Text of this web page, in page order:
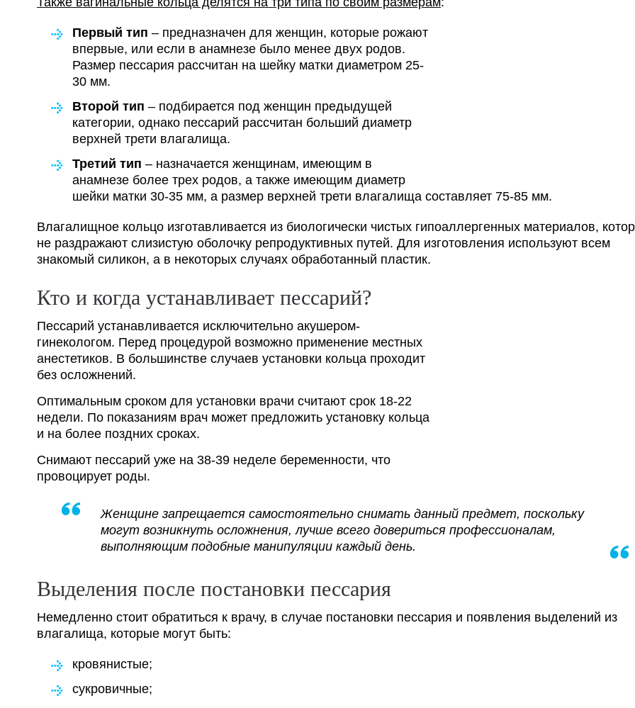
Первый тип – предназначен для женщин, которые рожают
впервые, или если в анамнезе было менее двух родов.
Размер пессария рассчитан на шейку матки диаметром 25-
30 мм.
Второй тип – подбирается под женщин предыдущей
категории, однако пессарий рассчитан больший диаметр
верхней трети влагалища.
Третий тип – назначается женщинам, имеющим в
анамнезе более трех родов, а также имеющим диаметр
шейки матки 30-35 мм, а размер верхней трети влагалища составляет 75-85 мм.
Влагалищное кольцо изготавливается из биологически чистых гипоаллергенных материалов,
не раздражают слизистую оболочку репродуктивных путей. Для изготовления используют всем
знакомый силикон, а в некоторых случаях обработанный пластик.
Кто и когда устанавливает пессарий?
Пессарий устанавливается исключительно акушером-
гинекологом. Перед процедурой возможно применение местных
анестетиков. В большинстве случаев установки кольца проходит
без осложнений.
Оптимальным сроком для установки врачи считают срок 18-22
недели. По показаниям врач может предложить установку кольца
и на более поздних сроках.
Снимают пессарий уже на 38-39 неделе беременности, что
провоцирует роды.
Женщине запрещается самостоятельно снимать данный предмет, поскольку
могут возникнуть осложнения, лучше всего довериться профессионалам,
выполняющим подобные манипуляции каждый день.
Выделения после постановки пессария
Немедленно стоит обратиться к врачу, в случае постановки пессария и появления выделений из
влагалища, которые могут быть:
кровянистые;
сукровичные;